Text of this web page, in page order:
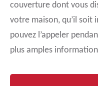
couverture dont vous
votre maison, qu’il soit
pouvez l’appeler
plus amples